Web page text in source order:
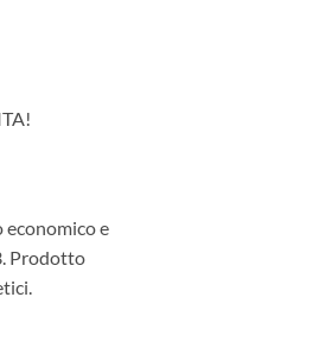
economico e
Prodotto